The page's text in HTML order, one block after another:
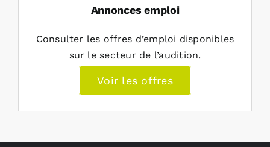
Annonces emploi
Consulter les offres d’emploi disponibles
sur le secteur de l’audition.
Voir les offres